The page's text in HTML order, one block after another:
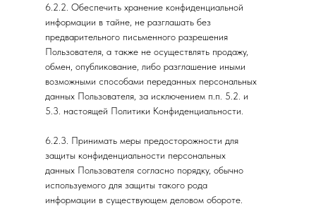
6.2.2. Обеспечить хранение конфиденциальной
информации в тайне, не разглашать без
предварительного письменного разрешения
Пользователя, а также не осуществлять продажу,
обмен, опубликование, либо разглашение иными
возможными способами переданных персональных
данных Пользователя, за исключением п.п. 5.2. и
5.3. настоящей Политики Конфиденциальности.
6.2.3. Принимать меры предосторожности для
защиты конфиденциальности персональных
данных Пользователя согласно порядку, обычно
используемого для защиты такого рода
информации в существующем деловом обороте.